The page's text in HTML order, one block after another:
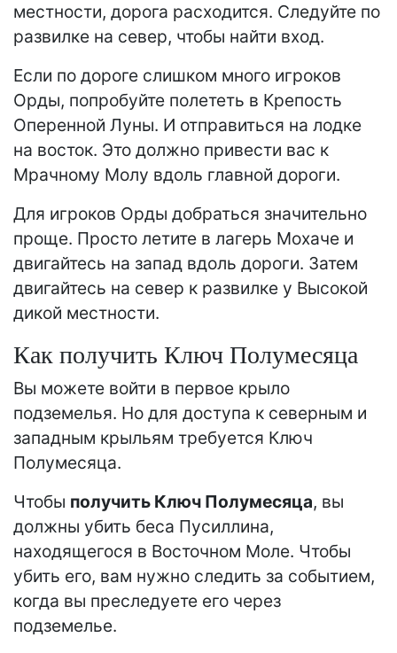
местности, дорога расходится. Следуйте по
развилке на север, чтобы найти вход.
Если по дороге слишком много игроков
Орды, попробуйте полететь в Крепость
Оперенной Луны. И отправиться на лодке
на восток. Это должно привести вас к
Мрачному Молу вдоль главной дороги.
Для игроков Орды добраться значительно
проще. Просто летите в лагерь Мохаче и
двигайтесь на запад вдоль дороги. Затем
двигайтесь на север к развилке у Высокой
дикой местности.
Как получить Ключ Полумесяца
Вы можете войти в первое крыло
подземелья. Но для доступа к северным и
западным крыльям требуется Ключ
Полумесяца.
Чтобы получить Ключ Полумесяца, вы
должны убить беса Пусиллина,
находящегося в Восточном Моле. Чтобы
убить его, вам нужно следить за событием,
когда вы преследуете его через
подземелье.